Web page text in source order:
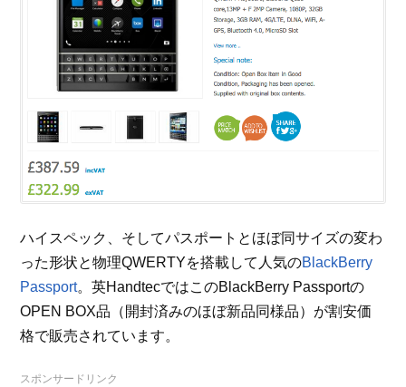
ハイスペック、そしてパスポートとほぼ同サイズの変わ
った形状と物理QWERTYを搭載して人気のBlackBerry
Passport。英HandtecではこのBlackBerry Passportの
OPEN BOX品（開封済みのほぼ新品同様品）が割安価
格で販売されています。
スポンサードリンク